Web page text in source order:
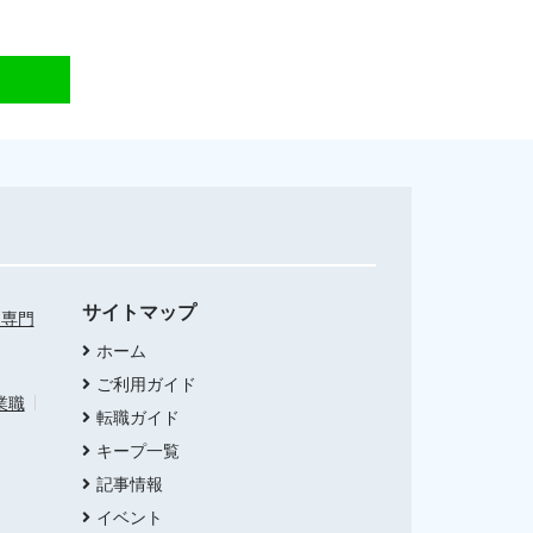
門
職
サイトマップ
ホーム
ご利用ガイド
転職ガイド
キープ一覧
記事情報
イベント